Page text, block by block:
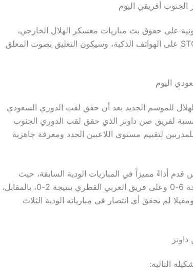
الجنوب أفريقي اليوم
على حقوق بث مباريات معسكر الهلال الخارجي،
ولكن يمكن متابعة المباراة عبر تطبيق STC على الهواتف الذكية، وسيكون التعليق بصوت المعلق
اليوم
للموسم الجديد بعد أن حقق لقب الدوري السعودي
الحال بالنسبة لفريق صن داونز الذي حقق لقب الدوري الجنوب
لتقييم مستوى اللاعبين الجدد ومعرفة جاهزية
أداءً مميزاً في المباريات الودية السابقة، حيث
انتصر على فريق نيوشتاد النمساوي بنتيجة 6-0 وعلى فريق العربي القطري بنتيجة 2-0، بالمقابل،
لم يحقق أي انتصار في مبارياته الودية الثلاث
التالية: